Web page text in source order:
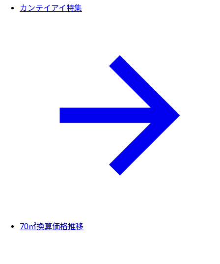
カンテイアイ特集
70㎡換算価格推移